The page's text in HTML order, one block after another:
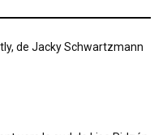
de Jacky Schwartzmann